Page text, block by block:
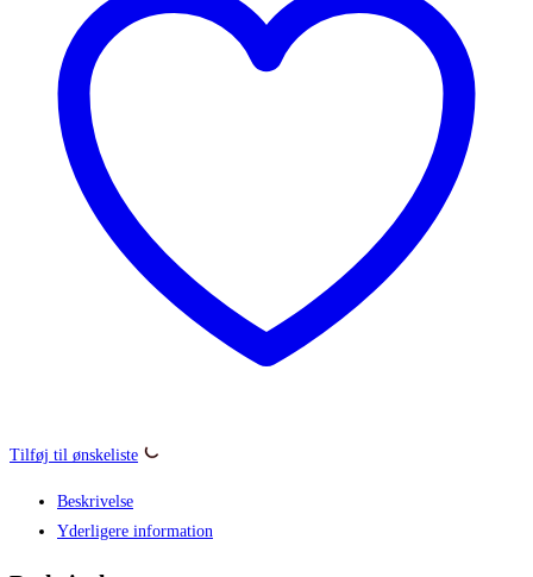
Tilføj til ønskeliste
Beskrivelse
Yderligere information